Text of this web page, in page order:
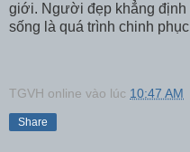
giới. Người đẹp khẳng định
sống là quá trình chinh phục
TGVH online vào lúc 10:47 AM
Share